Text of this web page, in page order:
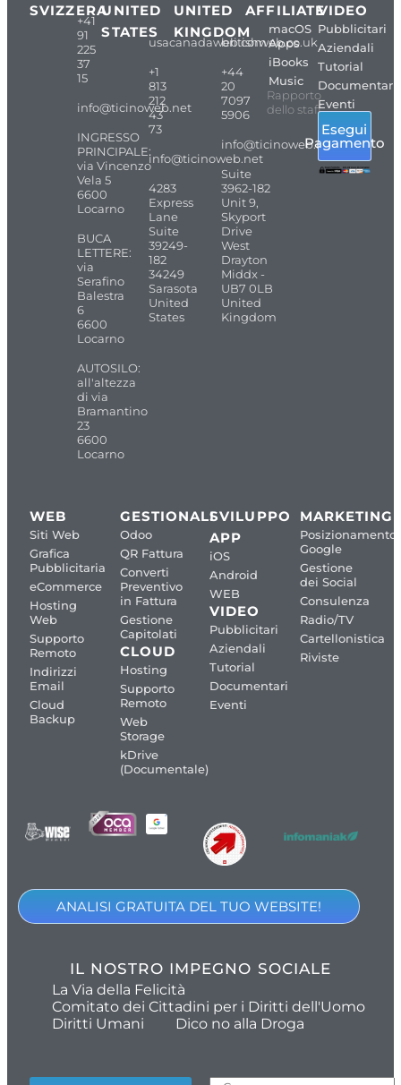
SVIZZERA
+41
91
225
37
15
info@ticinoweb.net
INGRESSO
PRINCIPALE:
via Vincenzo
Vela 5
6600
Locarno
BUCA
LETTERE:
via
Serafino
Balestra
6
6600
Locarno
AUTOSILO:
all'altezza
di via
Bramantino
23
6600
Locarno
UNITED
STATES
usacanadaweb.com
+1
813
212
43
73
info@ticinoweb.net
4283
Express
Lane
Suite
39249-
182
34249
Sarasota
United
States
UNITED
KINGDOM
britishweb.co.uk
+44
20
7097
5906
info@ticinoweb.net
Suite
3962-182
Unit 9,
Skyport
Drive
West
Drayton
Middx -
UB7 0LB
United
Kingdom
AFFILIATE
macOS
Apps
iBooks
Music
Rapporto
dello staff
VIDEO
Pubblicitari
Aziendali
Tutorial
Documentari
Eventi
Esegui
Pagamento
WEB
Siti Web
Grafica
Pubblicitaria
eCommerce
Hosting
Web
Supporto
Remoto
Indirizzi
Email
Cloud
Backup
GESTIONALI
Odoo
QR Fattura
Converti
Preventivo
in Fattura
Gestione
Capitolati
CLOUD
Hosting
Supporto
Remoto
Web
Storage
kDrive
(Documentale)
SVILUPPO
APP
iOS
Android
WEB
VIDEO
Pubblicitari
Aziendali
Tutorial
Documentari
Eventi
MARKETING
Posizionamento
Google
Gestione
dei Social
Consulenza
Radio/TV
Cartellonistica
Riviste
ANALISI GRATUITA DEL TUO WEBSITE!
IL NOSTRO IMPEGNO SOCIALE
La Via della Felicità
Comitato dei Cittadini per i Diritti dell'Uomo
Diritti Umani
Dico no alla Droga